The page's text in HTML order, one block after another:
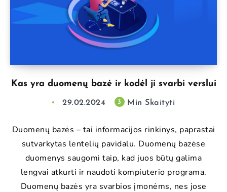
Kas yra duomenų bazė ir kodėl ji svarbi verslui
29.02.2024 3 Min Skaityti
Duomenų bazės – tai informacijos rinkinys, paprastai
sutvarkytas lentelių pavidalu. Duomenų bazėse
duomenys saugomi taip, kad juos būtų galima
lengvai atkurti ir naudoti kompiuterio programa.
Duomenų bazės yra svarbios įmonėms, nes jose